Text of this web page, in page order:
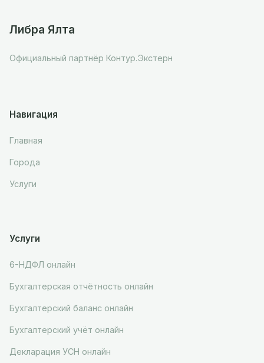
Либра Ялта
Официальный партнёр Контур.Экстерн
Навигация
Главная
Города
Услуги
Услуги
6-НДФЛ онлайн
Бухгалтерская отчётность онлайн
Бухгалтерский баланс онлайн
Бухгалтерский учёт онлайн
Декларация УСН онлайн